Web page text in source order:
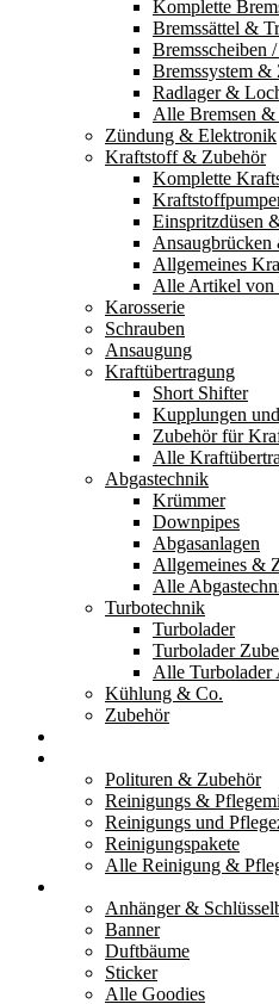
Komplette
Bremssättel &
Bremsscheiben
Bremssystem &
Radlager &
Alle Bremsen
Zündung & Elektronik
Kraftstoff & Zubehör
Komplette
Einspritzdüsen
Ansaugbrücken
Allgemeines
Alle Artikel
Karosserie
Schrauben
Ansaugung
Kraftübertragung
Short Shifter
Kupplungen
Zubehör für
Alle
Abgastechnik
Krümmer
Downpipes
Abgasanlagen
Allgemeines &
Alle
Turbotechnik
Turbolader
Turbolader
Alle Turbolader
Kühlung & Co.
Zubehör
Polituren & Zubehör
Reinigungs &
Reinigungs und
Reinigungspakete
Alle Reinigung &
Anhänger &
Banner
Duftbäume
Sticker
Alle Goodies